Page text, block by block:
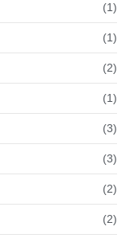
(1)
(1)
(2)
(1)
(3)
(3)
(2)
(2)